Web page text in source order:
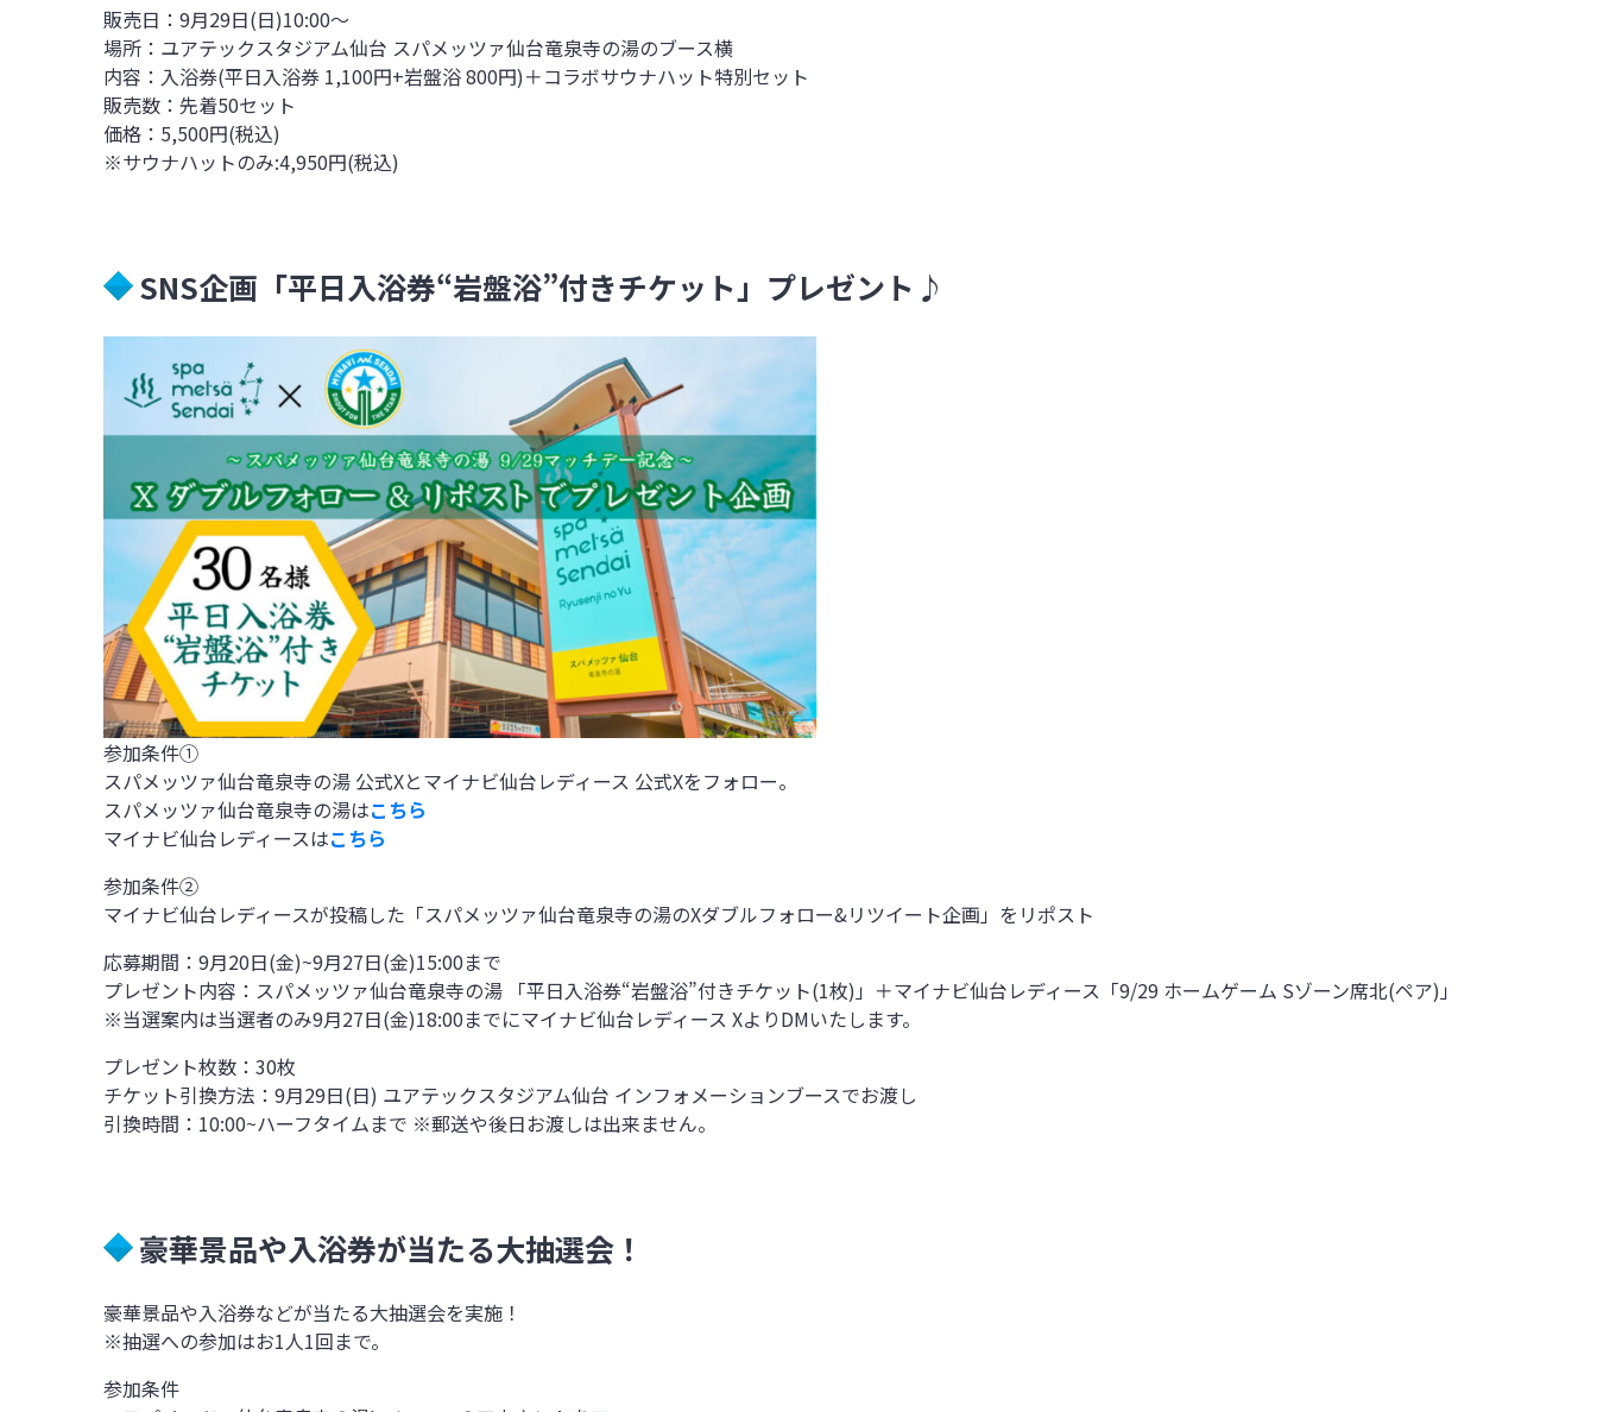
販売日：9月29日(日)10:00～
場所：ユアテックスタジアム仙台 スパメッツァ仙台竜泉寺の湯のブース横
内容：入浴券(平日入浴券 1,100円+岩盤浴 800円)＋コラボサウナハット特別セット
販売数：先着50セット
価格：5,500円(税込)
※サウナハットのみ:4,950円(税込)
SNS企画「平日入浴券“岩盤浴”付きチケット」プレゼント♪
参加条件①
スパメッツァ仙台竜泉寺の湯 公式Xとマイナビ仙台レディース 公式Xをフォロー。
スパメッツァ仙台竜泉寺の湯はこちら
マイナビ仙台レディースはこちら
参加条件②
マイナビ仙台レディースが投稿した「スパメッツァ仙台竜泉寺の湯のXダブルフォロー&リツイート企画」をリポスト
応募期間：9月20日(金)~9月27日(金)15:00まで
プレゼント内容：スパメッツァ仙台竜泉寺の湯 「平日入浴券“岩盤浴”付きチケット(1枚)」＋マイナビ仙台レディース「9/29 ホームゲーム Sゾーン席北(ペア)」
※当選案内は当選者のみ9月27日(金)18:00までにマイナビ仙台レディース XよりDMいたします。
プレゼント枚数：30枚
チケット引換方法：9月29日(日) ユアテックスタジアム仙台 インフォメーションブースでお渡し
引換時間：10:00~ハーフタイムまで ※郵送や後日お渡しは出来ません。
豪華景品や入浴券が当たる大抽選会！
豪華景品や入浴券などが当たる大抽選会を実施！
※抽選への参加はお1人1回まで。
参加条件